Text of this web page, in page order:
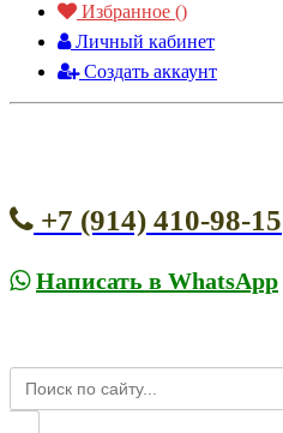
Избранное ()
Личный кабинет
Создать аккаунт
+7 (914) 410-98-15
Написать в WhatsApp